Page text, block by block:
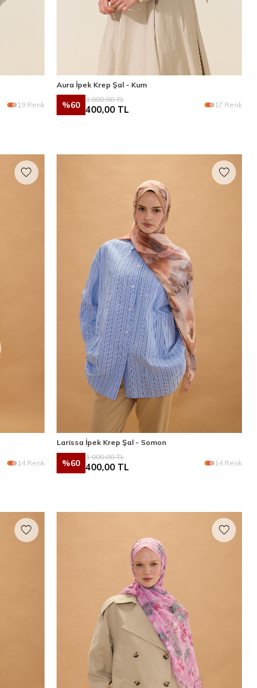
19 Renk
Aura İpek Krep Şal - Kum
%60
1.000,00TL
400,00TL 17 Renk
14 Renk
Larissa İpek Krep Şal - Somon
%60
1.000,00TL
400,00TL 14 Renk